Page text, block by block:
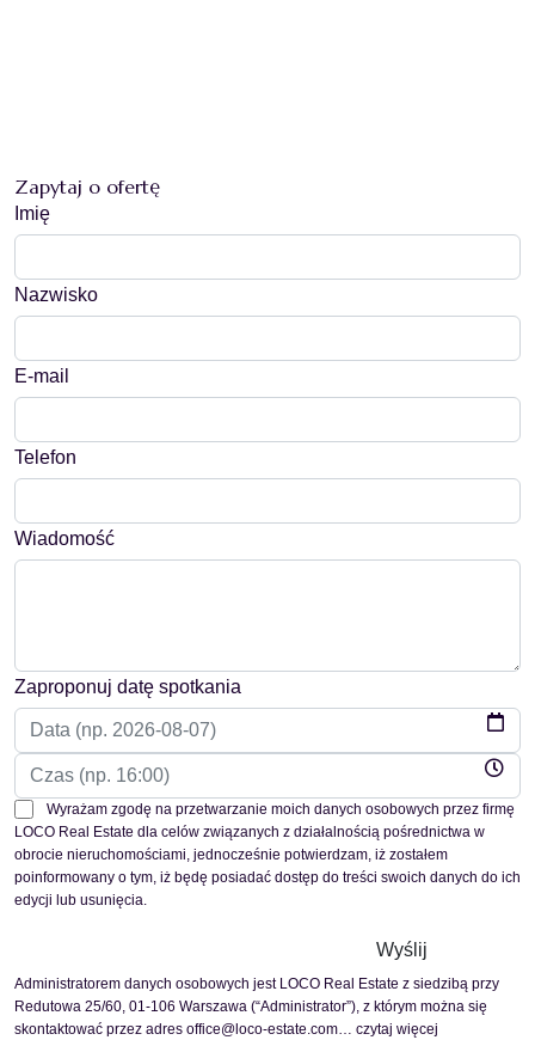
Zapytaj o ofertę
Imię
Nazwisko
E-mail
Telefon
Wiadomość
Zaproponuj datę spotkania
Wyrażam zgodę na przetwarzanie moich danych osobowych przez firmę
LOCO Real Estate dla celów związanych z działalnością pośrednictwa w
obrocie nieruchomościami, jednocześnie potwierdzam, iż zostałem
poinformowany o tym, iż będę posiadać dostęp do treści swoich danych do ich
edycji lub usunięcia.
Administratorem danych osobowych jest LOCO Real Estate z siedzibą przy
Redutowa 25/60, 01-106 Warszawa (“Administrator”), z którym można się
skontaktować przez adres office@loco-estate.com… czytaj więcej